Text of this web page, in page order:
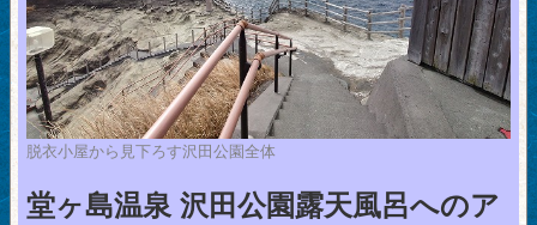
脱衣小屋から見下ろす沢田公園全体
堂ヶ島温泉 沢田公園露天風呂へのア